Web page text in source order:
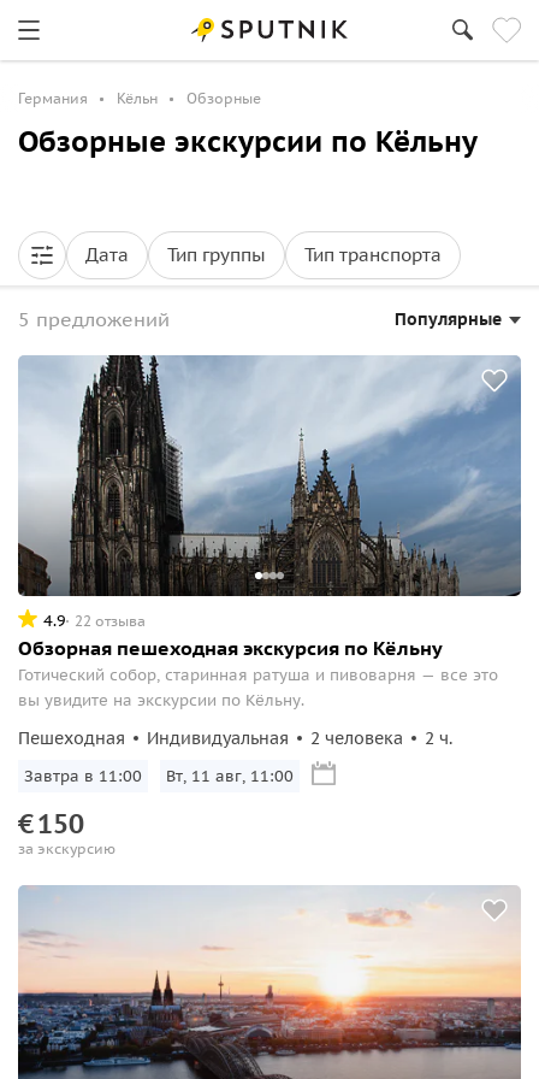
Германия Кёльн Обзорные
Обзорные экскурсии по Кёльну
Дата Тип группы Тип транспорта
5 предложений Популярные
4.9 22 отзыва
Обзорная пешеходная экскурсия по Кёльну
Готический собор, старинная ратуша и пивоварня — все это
вы увидите на экскурсии по Кёльну.
Пешеходная Индивидуальная 2 человека 2 ч.
Завтра в 11:00 Вт, 11 авг, 11:00
€150
за экскурсию